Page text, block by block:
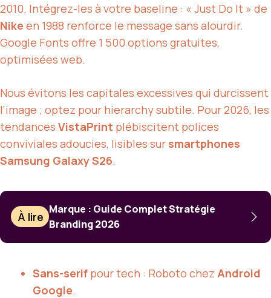
2010. Intégrez-les à votre baseline : « Just Do It » de
Nike en 1988 renforce le message sans alourdir.
Google Fonts offre 1 500 options gratuites,
optimisées web.
Nous évitons les capitales excessives qui durcissent
l’image ; optez pour hierarchy subtile. Pour 2026, les
tendances VistaPrint plébiscitent polices
conviviales adoucies, lisibles sur smartphones
Samsung Galaxy S26.
À lire
Marque : Guide Complet Stratégie
Branding 2026
Sans-serif pour tech : Roboto chez Android
Google.